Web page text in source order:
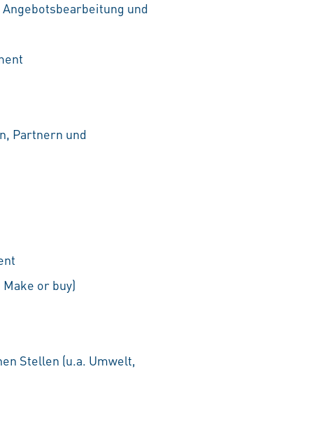
und
Partnern und
or buy)
Stellen (u.a. Umwelt,